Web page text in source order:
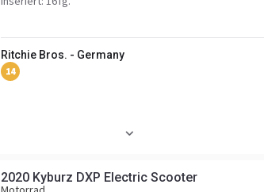
Ritchie Bros. - Germany
14
2020 Kyburz DXP Electric Scooter